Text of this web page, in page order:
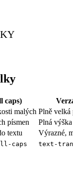
caps)
malých Plně velká
písmen
Plná
textu
Výrazné,
caps text-